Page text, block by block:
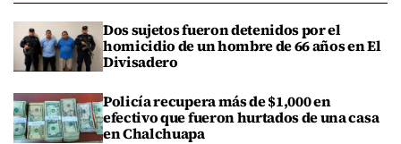
Dos sujetos fueron detenidos por el
homicidio de un hombre de 66 años en El
Divisadero
Policía recupera más de $1,000 en
efectivo que fueron hurtados de una casa
en Chalchuapa